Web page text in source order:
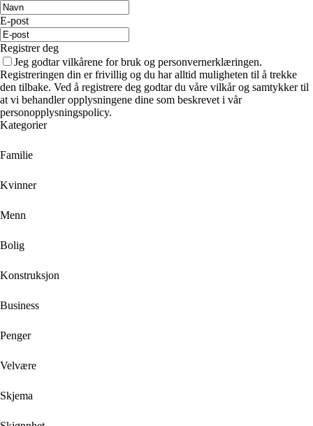
E-post
Registrer deg
Jeg godtar vilkårene for bruk og personvernerklæringen.
Registreringen din er frivillig og du har alltid muligheten til å trekke
den tilbake. Ved å registrere deg godtar du våre vilkår og samtykker til
at vi behandler opplysningene dine som beskrevet i vår
personopplysningspolicy.
Kategorier
Familie
Kvinner
Menn
Bolig
Konstruksjon
Business
Penger
Velvære
Skjema